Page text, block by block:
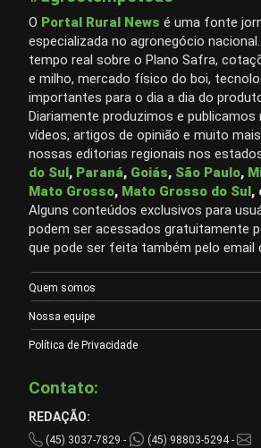
O Portal Rural News é uma fonte
especializada no agronegócio
tempo real sobre o Plano Safra,
e milho, mercado físico do boi,
importantes para o dia a dia do
Diariamente produzimos e publicamos
vídeos, artigos de opinião e muito
nossas editorias regionais nos
do Sul , Paraná, Goiás, São Paulo,
Mato Grosso, Mato Grosso do Sul ,
Alguns conteúdos exclusivos para
podem ser acessados gratuitamente
que pode ser feita também pelo email
Quem somos
Nossa equipe
Política de Privacidade
Contato:
REDAÇÃO:
(45) 3037-7829 -
(45) 98803-5294 -